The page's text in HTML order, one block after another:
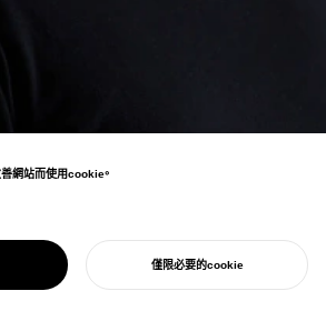
型免費發放。 COVID19對策中被世界各地的
醫療機構所採用。
網站而使用cookie。
僅限必要的cookie